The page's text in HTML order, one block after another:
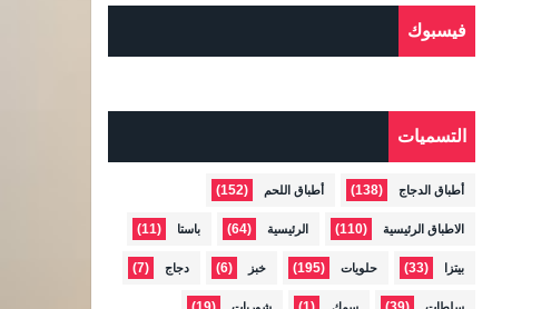
فيسبوك
التسميات
أطباق الدجاج (138) أطباق اللحم (152)
الاطباق الرئيسية (110) الرئيسية (64) باستا (11)
بيتزا (33) حلويات (195) خبز (6) دجاج (7)